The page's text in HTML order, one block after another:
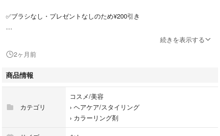
✅ブラシなし・プレゼントなしのため¥200引き
ブリーチやカラー、白髪染めを繰り返すほど白髪は増えます！
→専用シャンプーで薬剤のアルカリ、過酸化水素を除去します
20ml ／ ¥300（1袋追加＋¥150）
⭐︎10mlは市販のお試しシャンプー1回分と同じです
続きを表示する
2ヶ月前
商品情報
カテゴリ
コスメ/美容
› ヘアケア/スタイリング
› カラーリング剤